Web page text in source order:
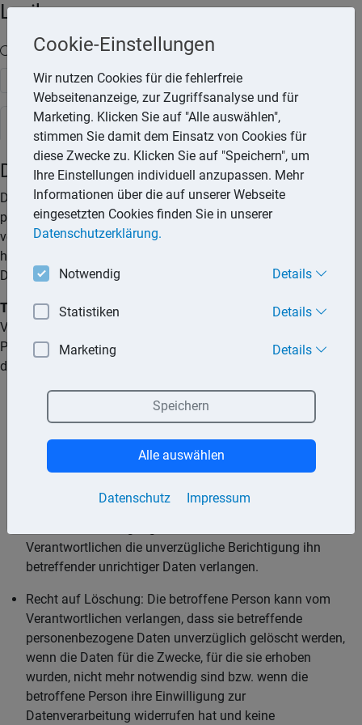
Lexika
Volltext-Suche in den Lexika
Suchen
Rechtslexikon
Datenschutzrechte
Der Schutz von Personen bei der Verarbeitung
personenbezogener Daten ist ein Grundrecht. Durch
verschiedene, gesetzlich verankerte Rechte und Ansprüche
hat der Betroffene jedoch die Möglichkeit, seine persönlichen
Daten vor Missbrauch zu schützen.
Tipp:
Hat ein Betroffener Grund zu der Annahme, dass bei der
Verarbeitung seiner personenbezogenen Daten seine
Persönlichkeitsrechte verletzt wurden, steht ihm das Recht zu,
den zuständigen Datenschutzbeauftragten anzurufen.
Auskunftsrecht: Der Betroffene hat ein Recht darauf,
Auskunft zu erhalten, welche personenbezogenen Daten
über ihn gespeichert sind. Das Auskunftsrecht erstreckt
sich auch darauf zu erfahren, zu welchem Zweck die
Daten erhoben wurden, woher diese stammen und an
welche Stellen diese übermittelt wurden.
Verantwortlichen die unverzügliche Berichtigung ihn
betreffender unrichtiger Daten verlangen.
Recht auf Löschung: Die betroffene Person kann vom
Verantwortlichen verlangen, dass sie betreffende
personenbezogene Daten unverzüglich gelöscht werden,
wenn die Daten für die Zwecke, für die sie erhoben
wurden, nicht mehr notwendig sind bzw. wenn die
betroffene Person ihre Einwilligung zur
Datenverarbeitung widerrufen hat und keine
Cookie-Einstellungen
Wir nutzen Cookies für die fehlerfreie
Webseitenanzeige, zur Zugriffsanalyse und für
Marketing. Klicken Sie auf "Alle auswählen",
stimmen Sie damit dem Einsatz von Cookies für
diese Zwecke zu. Klicken Sie auf "Speichern", um
Ihre Einstellungen individuell anzupassen. Mehr
Informationen über die auf unserer Webseite
eingesetzten Cookies finden Sie in unserer
Datenschutzerklärung.
Notwendig Details
Statistiken Details
Marketing Details
Datenschutz Impressum
Speichern
Alle auswählen